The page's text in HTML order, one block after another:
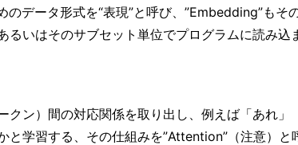
データ形式を“表現”と呼び、”Embedding”もそ
いはそのサブセット単位でプログラムに読み込
ン）間の対応関係を取り出し、例えば「あれ」
と学習する、その仕組みを”Attention”（注意）と